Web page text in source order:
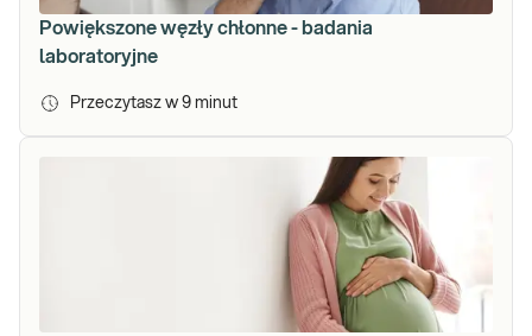
Powiększone węzły chłonne - badania
laboratoryjne
Przeczytasz w 9 minut